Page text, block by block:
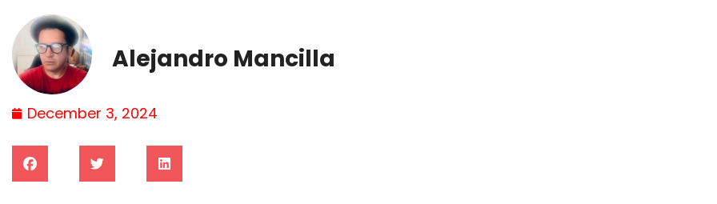
Alejandro Mancilla
December 3, 2024